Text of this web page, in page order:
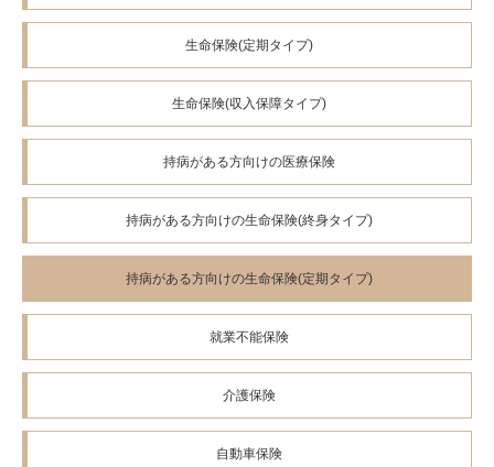
「契約概要」を表示できる、あるいは、お客さまからの要望があ
場合、払込保険料の合計額より少ない金額になります。特にご契
約後短期間で解約されたときの解約返戻金（解約払戻金）は、ま
金）の額は、契約年齢・保険料払込期間・経過年月数・保険料払
〈保険契約の引き受けについて〉
少額短期保険については保険契約締結の媒介を、損害保険については
が保険契約締結の媒介を行う場合は、保険契約締結の代理権および告
知受領権はありません。したがいまして、保険契約は、お客さまから
します。
ほけんの窓口グループ株式会社
生命保険(定期タイプ)
生命保険(収入保障タイプ)
持病がある方向けの医療保険
持病がある方向けの生命保険(終身タイプ)
持病がある方向けの生命保険(定期タイプ)
就業不能保険
介護保険
自動車保険